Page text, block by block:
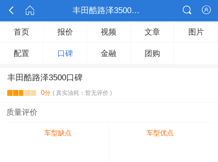
  丰田酷路泽3500口碑 

首页 报价 视频 文章 图片
配置 口碑 金融 团购
丰田酷路泽3500口碑
0分 ( 真实油耗：暂无评价 )
质量评价
车型缺点 车型优点